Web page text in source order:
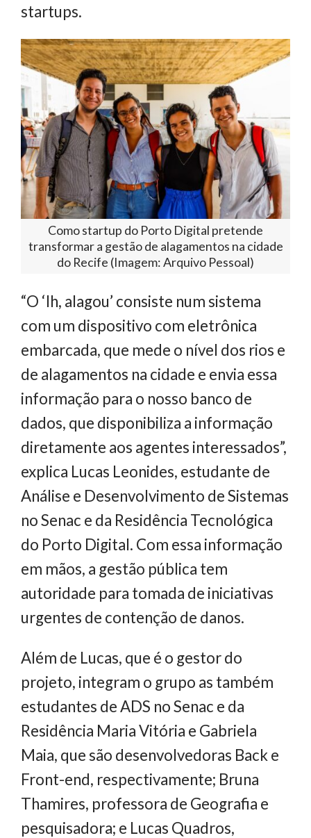
startups.
Como startup do Porto Digital pretende
transformar a gestão de alagamentos na cidade
do Recife (Imagem: Arquivo Pessoal)
“O ‘Ih, alagou’ consiste num sistema
com um dispositivo com eletrônica
embarcada, que mede o nível dos rios e
de alagamentos na cidade e envia essa
informação para o nosso banco de
dados, que disponibiliza a informação
diretamente aos agentes interessados”,
explica Lucas Leonides, estudante de
Análise e Desenvolvimento de Sistemas
no Senac e da Residência Tecnológica
do Porto Digital. Com essa informação
em mãos, a gestão pública tem
autoridade para tomada de iniciativas
urgentes de contenção de danos.
Além de Lucas, que é o gestor do
projeto, integram o grupo as também
estudantes de ADS no Senac e da
Residência Maria Vitória e Gabriela
Maia, que são desenvolvedoras Back e
Front-end, respectivamente; Bruna
Thamires, professora de Geografia e
pesquisadora; e Lucas Quadros,